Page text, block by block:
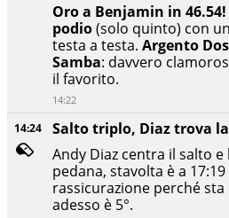
14:24
Salto triplo, Diaz trova
Andy Diaz centra il salto
pedana, stavolta è a
rassicurazione perché
adesso è 5°.
Oro a Benjamin in
podio(solo quinto) con
testa a testa. Argento
Samba: davvero
il favorito.
14:22